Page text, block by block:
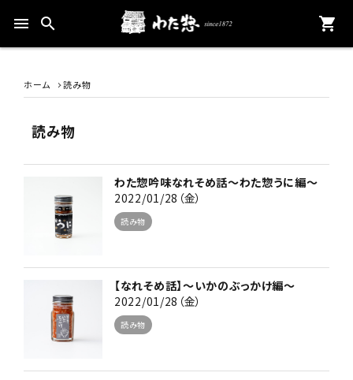
menu search shopping_cart
ホーム 読み物
読み物
わた惣吟味なれそめ話～わた惣うに編～
2022/01/28（金）
読み物
【なれそめ話】～いかのぶっかけ編～
2022/01/28（金）
読み物